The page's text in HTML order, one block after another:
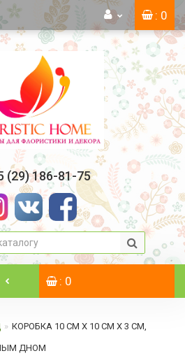
: 0
(29) 186-81-75
: 0
КОРОБКА 10 СМ Х 10 СМ Х 3 СМ,
ДНОМ